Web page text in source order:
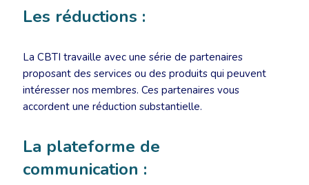
Les réductions :
La CBTI travaille avec une série de partenaires
proposant des services ou des produits qui peuvent
intéresser nos membres. Ces partenaires vous
accordent une réduction substantielle.
La plateforme de
communication :